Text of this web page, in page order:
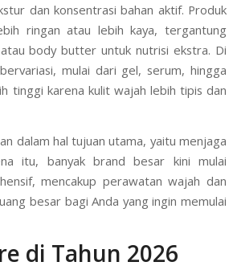
dan konsentrasi bahan aktif. Produk
ringan atau lebih kaya, tergantung
body butter untuk nutrisi ekstra. Di
mulai dari gel, serum, hingga
tinggi karena kulit wajah lebih tipis dan
dalam hal tujuan utama, yaitu menjaga
itu, banyak brand besar kini mulai
mencakup perawatan wajah dan
besar bagi Anda yang ingin memulai
di Tahun 2026